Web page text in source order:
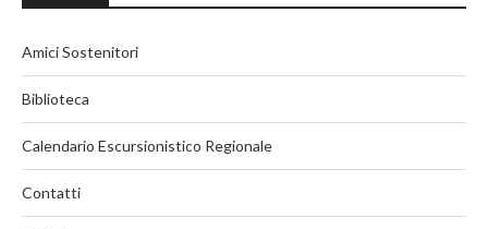
Amici Sostenitori
Biblioteca
Calendario Escursionistico Regionale
Contatti